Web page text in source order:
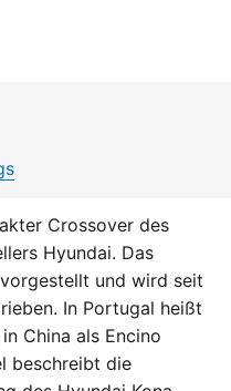
Crossover des
Hyundai. Das
und wird seit
In Portugal heißt
China als Encino
beschreibt die